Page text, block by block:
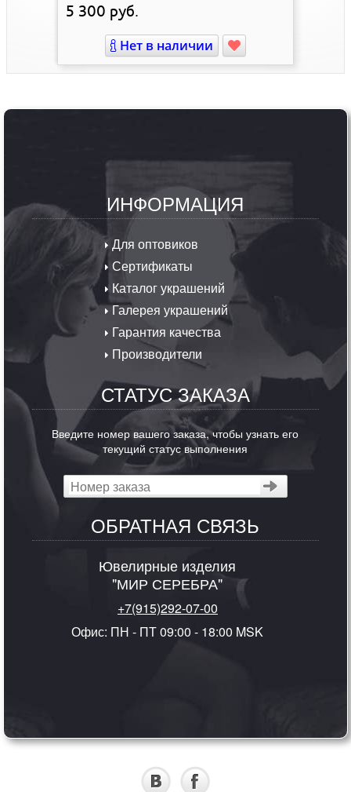
5 300 руб.
Нет в наличии
ИНФОРМАЦИЯ
Для оптовиков
Сертификаты
Каталог украшений
Галерея украшений
Гарантия качества
Производители
СТАТУС ЗАКАЗА
Введите номер вашего заказа, чтобы узнать его
текущий статус выполнения
ОБРАТНАЯ СВЯЗЬ
Ювелирные изделия
"МИР СЕРЕБРА"
+7(915)292-07-00
Офис: ПН - ПТ 09:00 - 18:00 MSK